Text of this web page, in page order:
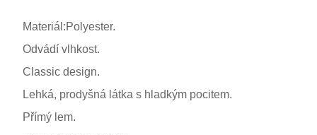
Materiál:Polyester.
Odvádí vlhkost.
Classic design.
Lehká, prodyšná látka s hladkým pocitem.
Přímý lem.